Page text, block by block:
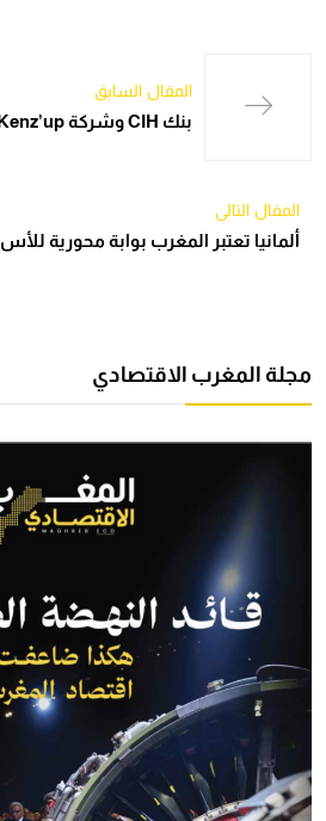
المقال السابق
بنك CIH وشركة Kenz’up يتفقان على تعزيز
المقال التالي
ألمانيا تعتبر المغرب بوابة محورية للأس
مجلة المغرب الاقتصادي